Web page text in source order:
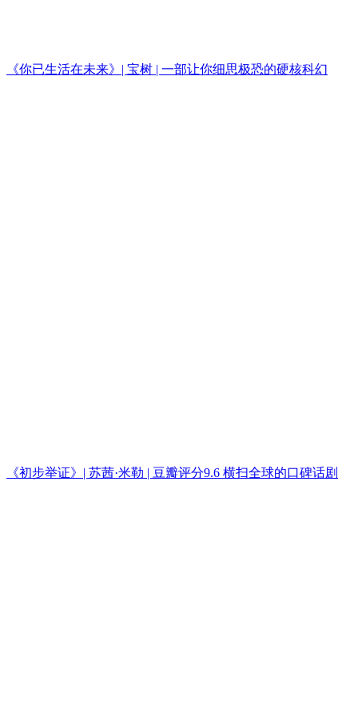
《你已生活在未来》| 宝树 | 一部让你细思极恐的硬核科幻
《初步举证》| 苏茜·米勒 | 豆瓣评分9.6 横扫全球的口碑话剧